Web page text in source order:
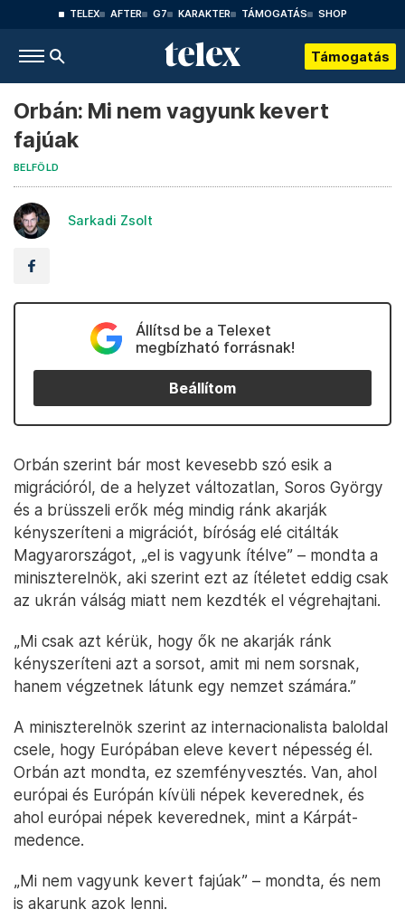
TELEX AFTER G7 KARAKTER TÁMOGATÁS SHOP
Támogatás
Orbán: Mi nem vagyunk kevert
fajúak
BELFÖLD
Sarkadi Zsolt
Állítsd be a Telexet
megbízható forrásnak!
Beállítom
Orbán szerint bár most kevesebb szó esik a
migrációról, de a helyzet változatlan, Soros György
és a brüsszeli erők még mindig ránk akarják
kényszeríteni a migrációt, bíróság elé citálták
Magyarországot, „el is vagyunk ítélve” – mondta a
miniszterelnök, aki szerint ezt az ítéletet eddig csak
az ukrán válság miatt nem kezdték el végrehajtani.
„Mi csak azt kérük, hogy ők ne akarják ránk
kényszeríteni azt a sorsot, amit mi nem sorsnak,
hanem végzetnek látunk egy nemzet számára.”
A miniszterelnök szerint az internacionalista baloldal
csele, hogy Európában eleve kevert népesség él.
Orbán azt mondta, ez szemfényvesztés. Van, ahol
európai és Európán kívüli népek keverednek, és
ahol európai népek keverednek, mint a Kárpát-
medence.
„Mi nem vagyunk kevert fajúak” – mondta, és nem
is akarunk azok lenni.